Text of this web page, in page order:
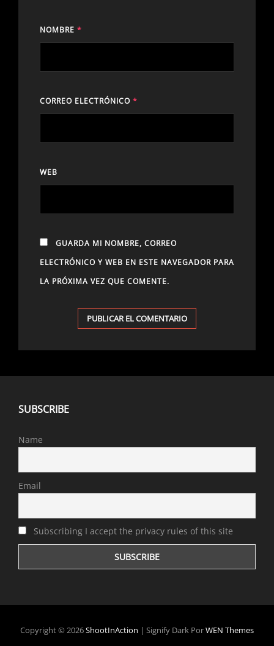
NOMBRE *
CORREO ELECTRÓNICO *
WEB
GUARDA MI NOMBRE, CORREO
ELECTRÓNICO Y WEB EN ESTE NAVEGADOR PARA
LA PRÓXIMA VEZ QUE COMENTE.
SUBSCRIBE
Name
Email
Subscribing I accept the privacy rules of this site
Copyright © 2026ShootInAction | Signify Dark PorWEN Themes